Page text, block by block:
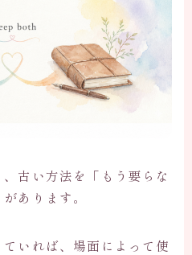
古い方法を「もう要らな
あります。
いれば、場面によって使